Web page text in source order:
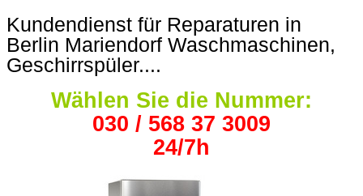
Kundendienst für Reparaturen in
Berlin Mariendorf Waschmaschinen,
Geschirrspüler....
Wählen Sie die Nummer:
030 / 568 37 3009
24/7h